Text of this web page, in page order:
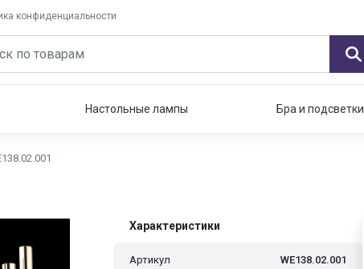
конфиденциальности
Настольные лампы Бра и подсветки
Характеристики
Артикул
WE138.02.001